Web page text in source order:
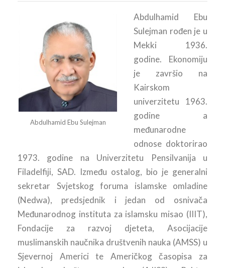
Abdulhamid Ebu Sulejman
Abdulhamid Ebu
Sulejman rođen je u
Mekki 1936.
godine. Ekonomiju
je završio na
Kairskom
univerzitetu 1963.
godine a
međunarodne
odnose doktorirao
1973. godine na Univerzitetu Pensilvanija u
Filadelfiji, SAD. Između ostalog, bio je generalni
sekretar Svjetskog foruma islamske omladine
(Nedwa), predsjednik i jedan od osnivača
Međunarodnog instituta za islamsku misao (IIIT),
Fondacije za razvoj djeteta, Asocijacije
muslimanskih naučnika društvenih nauka (AMSS) u
Sjevernoj Americi te Američkog časopisa za